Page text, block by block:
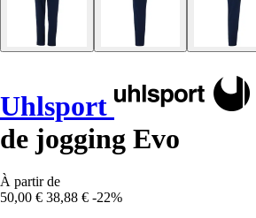
Uhlsport
de jogging Evo
À partir de
50,00 € 38,88 € -22%